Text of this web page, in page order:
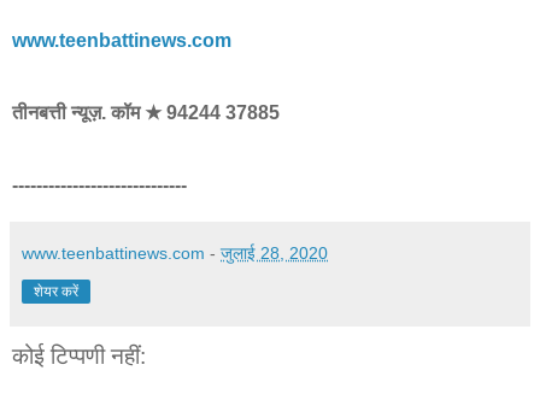
www.teenbattinews.com
तीनबत्ती न्यूज़. कॉम ★ 94244 37885
-----------------------------
www.teenbattinews.com - जुलाई 28, 2020
शेयर करें
कोई टिप्पणी नहीं: